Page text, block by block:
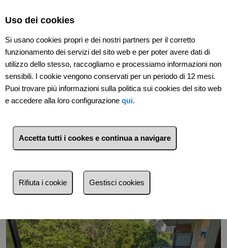
Indietro
Uso dei cookies
Si usano cookies propri e dei nostri partners per il corretto
funzionamento dei servizi del sito web e per poter avere dati di
utilizzo dello stesso, raccogliamo e processiamo informazioni non
sensibili. I cookie vengono conservati per un periodo di 12 mesi.
Puoi trovare più informazioni sulla politica sui cookies del sito web
e accedere alla loro configurazione qui.
Accetta tutti i cookes e continua a navigare
Rifiuta i cookie Gestisci cookies